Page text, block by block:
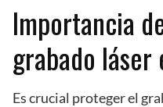
Importancia
grabado láser
Es crucial proteger el